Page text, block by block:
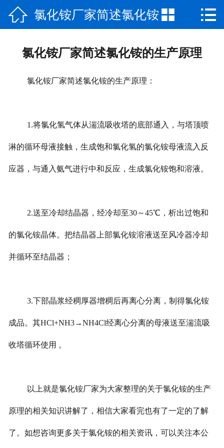
 网站首页
联系我们
 氯化铵厂家简述氯化铵
的生产原理
 
氯化铵厂家简述氯化铵的生产原理
氯化铵厂家简述氯化铵的生产原理：
1.将氯化氢气体从湍流吸收塔的底部通入，与塔顶喷
淋的循环母液接触，生成饱和氯化氢的氯化铵母液流入反
应器，与通入氨气进行中和反应，生成氯化铵饱和溶液。
2.送至冷却结晶器，经冷却至30～45℃，析出过饱和
的氯化铵晶体。把结晶器上部氯化铵溶液送至风冷器冷却
并循环至结晶器；
3.下部晶浆经稠厚器增稠后再离心分离，制得氯化铵
成品。其HCl+NH3→NH4Cl经离心分离的母液送至湍流吸
收塔循环使用 。
以上就是氯化铵厂家为大家整理的关于氯化铵的生产
原理的相关知识讲解了，相信大家看完也有了一定的了解
了。如想咨询更多关于氯化铵的相关资讯，可以关注本公